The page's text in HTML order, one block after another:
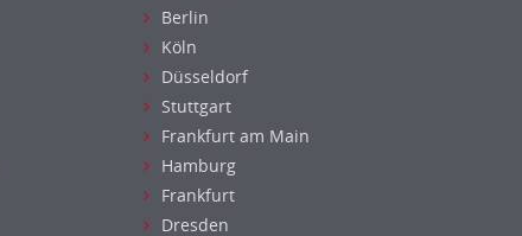
Berlin
Köln
Düsseldorf
Stuttgart
Frankfurt am Main
Hamburg
Frankfurt
Dresden